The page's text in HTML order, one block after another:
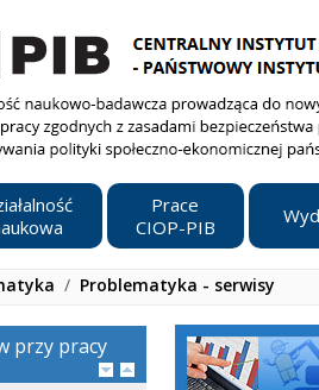
Prace
CIOP-PIB
/ Problematyka - serwisy
przy pracy